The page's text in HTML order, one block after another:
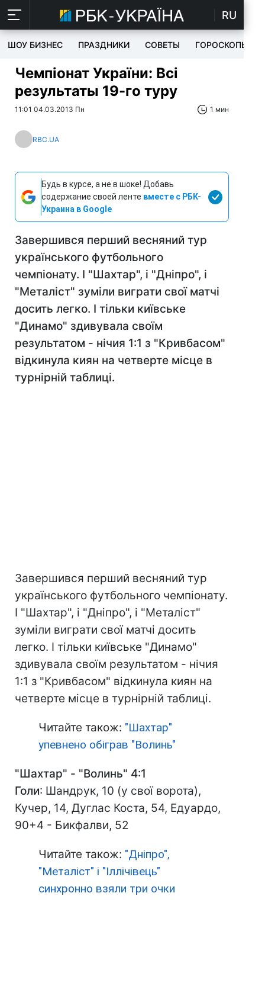
RU
ШОУ БИЗНЕС ПРАЗДНИКИ СОВЕТЫ ГОРОСКОПЫ
Чемпіонат України: Всі
результаты 19-го туру
11:01 04.03.2013 Пн 1 мин
RBC.UA
Будь в курсе, а не в шоке! Добавь
содержание своей ленте вместе с РБК-
Украина в Google
Завершився перший весняний тур
українського футбольного
чемпіонату. І "Шахтар", і "Дніпро", і
"Металіст" зуміли виграти свої матчі
досить легко. І тільки київське
"Динамо" здивувала своїм
результатом - нічия 1:1 з "Кривбасом"
відкинула киян на четверте місце в
турнірній таблиці.
Завершився перший весняний тур
українського футбольного чемпіонату.
І "Шахтар", і "Дніпро", і "Металіст"
зуміли виграти свої матчі досить
легко. І тільки київське "Динамо"
здивувала своїм результатом - нічия
1:1 з "Кривбасом" відкинула киян на
четверте місце в турнірній таблиці.
Читайте також: "Шахтар"
упевнено обіграв "Волинь"
"Шахтар" - "Волинь" 4:1
Голи: Шандрук, 10 (у свої ворота),
Кучер, 14, Дуглас Коста, 54, Едуардо,
90+4 - Бикфалви, 52
Читайте також: "Дніпро",
"Металіст" і "Іллічівець"
синхронно взяли три очки